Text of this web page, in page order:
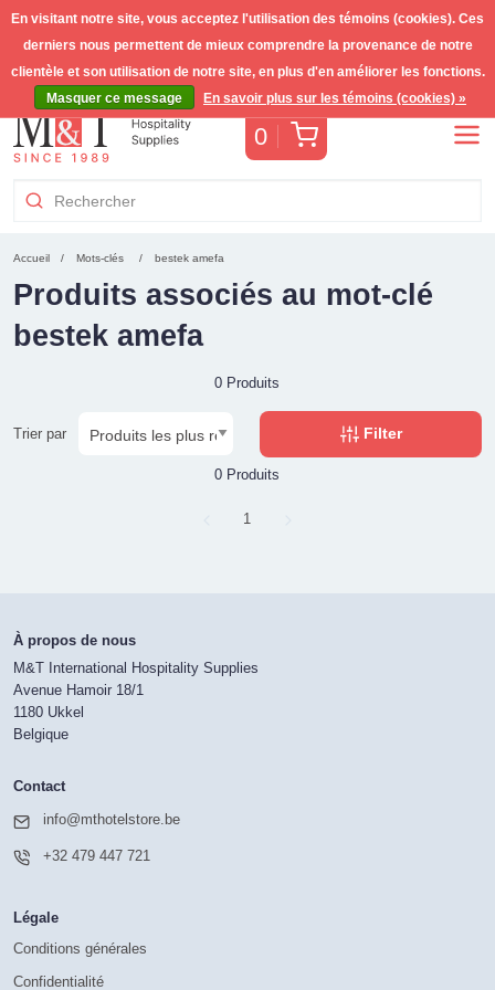
0 Panier
Accueil Mots-clés bestek amefa
Produits associés au mot-clé
bestek amefa
0 Produits
Trier par Filter
0 Produits
Page
1
À propos de nous
M&T International Hospitality Supplies
Avenue Hamoir 18/1
1180 Ukkel
Belgique
Contact
info@mthotelstore.be
+32 479 447 721
Légale
Conditions générales
Confidentialité
En visitant notre site, vous acceptez l'utilisation des témoins (cookies). Ces
derniers nous permettent de mieux comprendre la provenance de notre
clientèle et son utilisation de notre site, en plus d'en améliorer les fonctions.
Masquer ce message
En savoir plus sur les témoins (cookies) »